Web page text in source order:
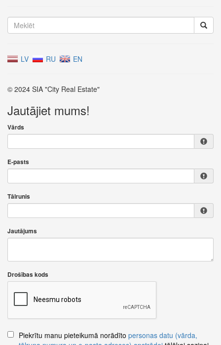
LV RU EN
© 2024 SIA "City Real Estate"
Jautājiet mums!
Vārds
E-pasts
Tālrunis
Jautājums
Drošības kods
Piekrītu manu pieteikumā norādīto personas datu (vārda,